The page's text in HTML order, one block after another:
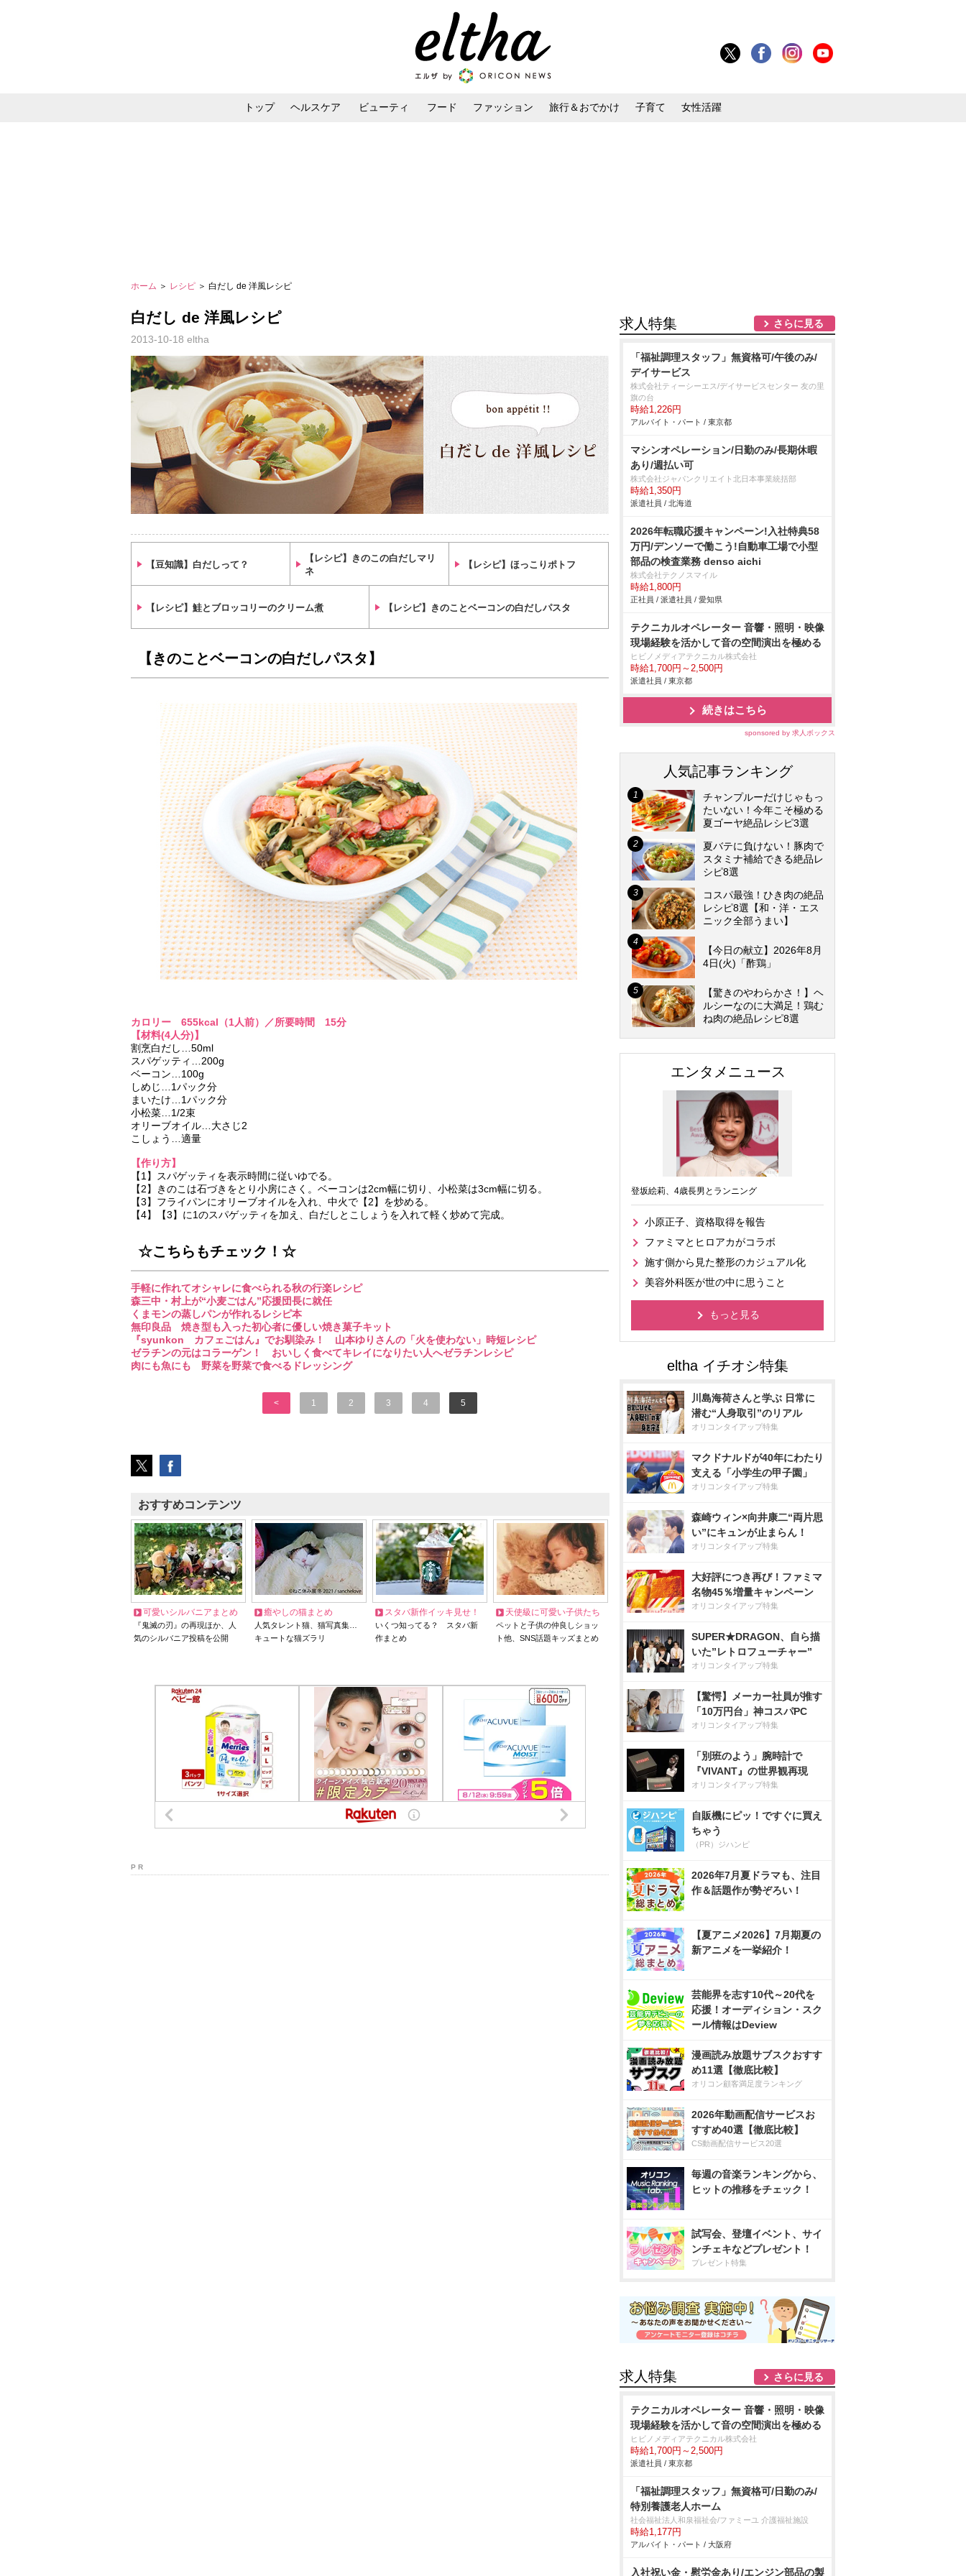
トップ ヘルスケア ビューティ フード ファッション 旅行＆おでかけ 子育て 女性活躍
ホーム ＞ レシピ ＞ 白だし de 洋風レシピ
白だし de 洋風レシピ
2013-10-18 eltha
【豆知識】白だしって？
【レシピ】きのこの白だしマリ
ネ
【レシピ】ほっこりポトフ
【レシピ】鮭とブロッコリーのクリーム煮 【レシピ】きのことベーコンの白だしパスタ
【きのことベーコンの白だしパスタ】
カロリー 655kcal（1人前）／所要時間 15分
【材料(4人分)】
割烹白だし…50ml
スパゲッティ…200g
ベーコン…100g
しめじ…1パック分
まいたけ…1パック分
小松菜…1/2束
オリーブオイル…大さじ2
こしょう…適量
【作り方】
【1】スパゲッティを表示時間に従いゆでる。
【2】きのこは石づきをとり小房にさく。ベーコンは2cm幅に切り、小松菜は3cm幅に切る。
【3】フライパンにオリーブオイルを入れ、中火で【2】を炒める。
【4】【3】に1のスパゲッティを加え、白だしとこしょうを入れて軽く炒めて完成。
☆こちらもチェック！☆
手軽に作れてオシャレに食べられる秋の行楽レシピ
森三中・村上が“小麦ごはん”応援団長に就任
くまモンの蒸しパンが作れるレシピ本
無印良品 焼き型も入った初心者に優しい焼き菓子キット
『syunkon カフェごはん』でお馴染み！ 山本ゆりさんの「火を使わない」時短レシピ
ゼラチンの元はコラーゲン！ おいしく食べてキレイになりたい人へゼラチンレシピ
肉にも魚にも 野菜を野菜で食べるドレッシング
< 1 2 3 4 5
おすすめコンテンツ
可愛いシルバニアまとめ
『鬼滅の刃』の再現ほか、人
気のシルバニア投稿を公開
癒やしの猫まとめ
人気タレント猫、猫写真集…
キュートな猫ズラリ
スタバ新作イッキ見せ！
いくつ知ってる？ スタバ新
作まとめ
天使級に可愛い子供たち
ペットと子供の仲良しショッ
ト他、SNS話題キッズまとめ
P R
求人特集 さらに見る
「福祉調理スタッフ」無資格可/午後のみ/
デイサービス
株式会社ティーシーエス/デイサービスセンター 友の里
旗の台
時給1,226円
アルバイト・パート / 東京都
マシンオペレーション/日勤のみ/長期休暇
あり/週払い可
株式会社ジャパンクリエイト北日本事業統括部
時給1,350円
派遣社員 / 北海道
2026年転職応援キャンペーン!入社特典58
万円/デンソーで働こう!自動車工場で小型
部品の検査業務 denso aichi
株式会社テクノスマイル
時給1,800円
正社員 / 派遣社員 / 愛知県
テクニカルオペレーター 音響・照明・映像
現場経験を活かして音の空間演出を極める
ヒビノメディアテクニカル株式会社
時給1,700円～2,500円
派遣社員 / 東京都
続きはこちら
sponsored by 求人ボックス
人気記事ランキング
チャンプルーだけじゃもっ
たいない！今年こそ極める
夏ゴーヤ絶品レシピ3選
夏バテに負けない！豚肉で
スタミナ補給できる絶品レ
シピ8選
コスパ最強！ひき肉の絶品
レシピ8選【和・洋・エス
ニック全部うまい】
【今日の献立】2026年8月
4日(火)「酢鶏」
【驚きのやわらかさ！】ヘ
ルシーなのに大満足！鶏む
ね肉の絶品レシピ8選
エンタメニュース
登坂絵莉、4歳長男とランニング
小原正子、資格取得を報告
ファミマとヒロアカがコラボ
施す側から見た整形のカジュアル化
美容外科医が世の中に思うこと
もっと見る
川島海荷さんと学ぶ 日常に
潜む“人身取引”のリアル
オリコンタイアップ特集
マクドナルドが40年にわたり
支える「小学生の甲子園」
オリコンタイアップ特集
森崎ウィン×向井康二“両片思
い”にキュンが止まらん！
オリコンタイアップ特集
大好評につき再び！ファミマ
名物45％増量キャンペーン
オリコンタイアップ特集
SUPER★DRAGON、自ら描
いた”レトロフューチャー”
オリコンタイアップ特集
【驚愕】メーカー社員が推す
「10万円台」神コスパPC
オリコンタイアップ特集
「別班のよう」腕時計で
『VIVANT』の世界観再現
オリコンタイアップ特集
自販機にピッ！ですぐに買え
ちゃう
（PR）ジハンピ
2026年7月夏ドラマも、注目
作＆話題作が勢ぞろい！
【夏アニメ2026】7月期夏の
新アニメを一挙紹介！
芸能界を志す10代～20代を
応援！オーディション・スク
ール情報はDeview
漫画読み放題サブスクおすす
め11選【徹底比較】
オリコン顧客満足度ランキング
2026年動画配信サービスお
すすめ40選【徹底比較】
CS動画配信サービス20選
毎週の音楽ランキングから、
ヒットの推移をチェック！
試写会、登壇イベント、サイ
ンチェキなどプレゼント！
プレゼント特集
求人特集 さらに見る
テクニカルオペレーター 音響・照明・映像
現場経験を活かして音の空間演出を極める
ヒビノメディアテクニカル株式会社
時給1,700円～2,500円
派遣社員 / 東京都
「福祉調理スタッフ」無資格可/日勤のみ/
特別養護老人ホーム
社会福祉法人和泉福祉会/ファミーユ 介護福祉施設
時給1,177円
アルバイト・パート / 大阪府
入社祝い金・慰労金あり/エンジン部品の製